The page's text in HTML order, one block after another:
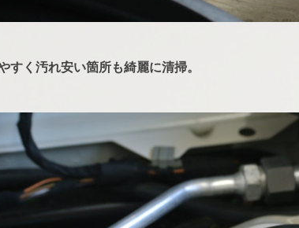
すく汚れ安い箇所も綺麗に清掃。